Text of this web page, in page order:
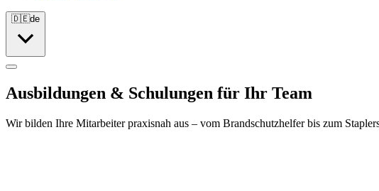
🇩🇪de
Ausbildungen & Schulungen für Ihr Team
Wir bilden Ihre Mitarbeiter praxisnah aus – vom Brandschutzhelfer bis zum